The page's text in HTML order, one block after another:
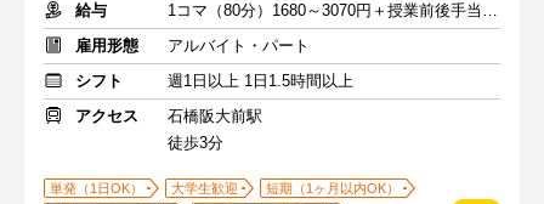
給与
1コマ（80分）1680～3070円＋授業前後手当500円＋交通費全額支給
雇用形態
アルバイト・パート
シフト
週1日以上 1日1.5時間以上
アクセス
石橋阪大前駅
徒歩3分
単発（1日OK） 大学生歓迎
短期（1ヶ月以内OK）